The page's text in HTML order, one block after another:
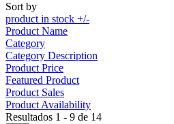
Sort by
product in stock +/-
Product Name
Category
Category Description
Product Price
Featured Product
Product Sales
Product Availability
Resultados 1 - 9 de 14